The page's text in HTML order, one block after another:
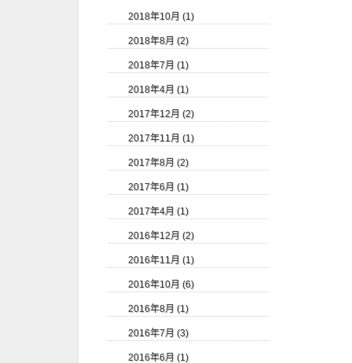
2018年10月 (1)
2018年8月 (2)
2018年7月 (1)
2018年4月 (1)
2017年12月 (2)
2017年11月 (1)
2017年8月 (2)
2017年6月 (1)
2017年4月 (1)
2016年12月 (2)
2016年11月 (1)
2016年10月 (6)
2016年8月 (1)
2016年7月 (3)
2016年6月 (1)